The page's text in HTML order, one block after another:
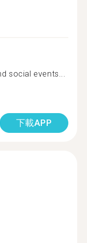
social events...
下載APP